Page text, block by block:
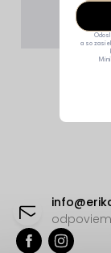
info@
a so